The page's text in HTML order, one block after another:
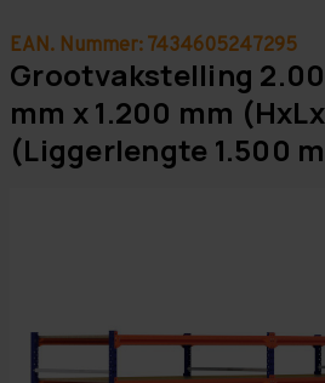
EAN. Nummer: 7434605247295
Grootvakstelling
mm x 1.200 mm
(Liggerlengte 1.500